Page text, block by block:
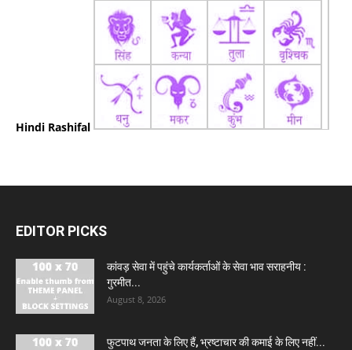
Hindi Rashifal
EDITOR PICKS
कांवड़ सेवा में पहुंचे कार्यकर्ताओं के सेवा भाव सराहनीय :
गुरमीत...
August 8, 2026
फुटपाथ जनता के लिए हैं, भ्रष्टाचार की कमाई के लिए नहीं...